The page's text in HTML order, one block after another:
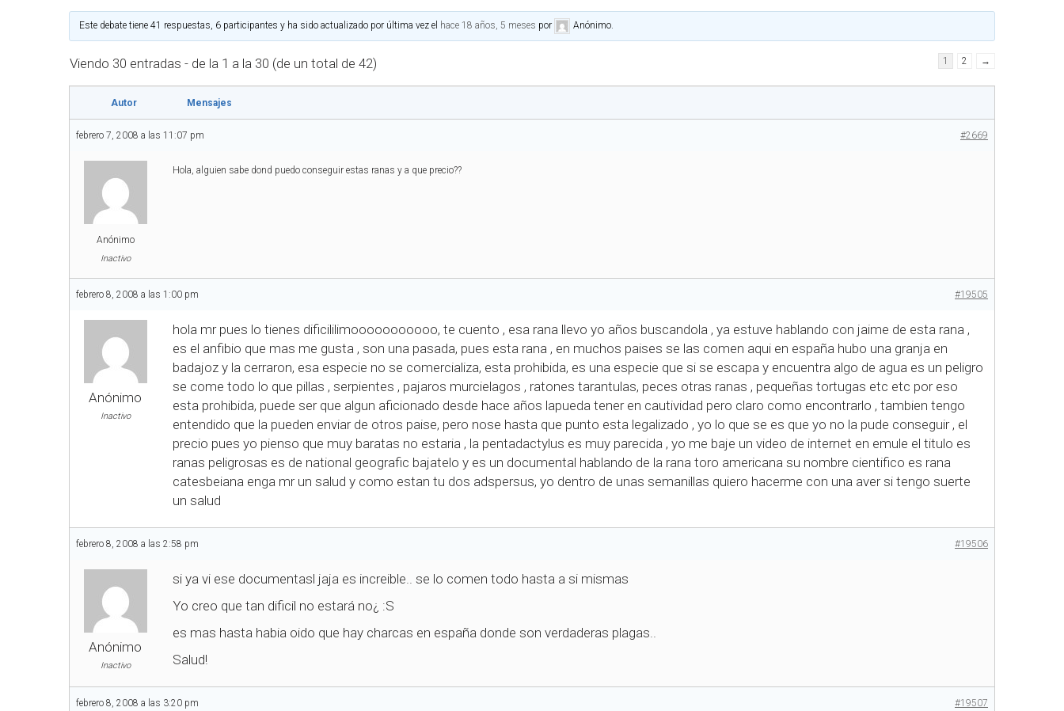
Este debate tiene 41 respuestas, 6 participantes y ha sido actualizado por última vez el hace 18 años, 5 meses por Anónimo.
Viendo 30 entradas - de la 1 a la 30 (de un total de 42) 1 2 →
Autor Mensajes
febrero 7, 2008 a las 11:07 pm #2669
Anónimo
Inactivo
Hola, alguien sabe dond puedo conseguir estas ranas y a que precio??
febrero 8, 2008 a las 1:00 pm #19505
Anónimo
Inactivo
hola mr pues lo tienes dificililimooooooooooo, te cuento , esa rana llevo yo años buscandola , ya estuve hablando con jaime de esta rana ,
es el anfibio que mas me gusta , son una pasada, pues esta rana , en muchos paises se las comen aqui en españa hubo una granja en
badajoz y la cerraron, esa especie no se comercializa, esta prohibida, es una especie que si se escapa y encuentra algo de agua es un peligro
se come todo lo que pillas , serpientes , pajaros murcielagos , ratones tarantulas, peces otras ranas , pequeñas tortugas etc etc por eso
esta prohibida, puede ser que algun aficionado desde hace años lapueda tener en cautividad pero claro como encontrarlo , tambien tengo
entendido que la pueden enviar de otros paise, pero nose hasta que punto esta legalizado , yo lo que se es que yo no la pude conseguir , el
precio pues yo pienso que muy baratas no estaria , la pentadactylus es muy parecida , yo me baje un video de internet en emule el titulo es
ranas peligrosas es de national geografic bajatelo y es un documental hablando de la rana toro americana su nombre cientifico es rana
catesbeiana enga mr un salud y como estan tu dos adspersus, yo dentro de unas semanillas quiero hacerme con una aver si tengo suerte
un salud
febrero 8, 2008 a las 2:58 pm #19506
Anónimo
Inactivo
si ya vi ese documentasl jaja es increible.. se lo comen todo hasta a si mismas
Yo creo que tan dificil no estará no¿ :S
es mas hasta habia oido que hay charcas en españa donde son verdaderas plagas..
Salud!
febrero 8, 2008 a las 3:20 pm #19507